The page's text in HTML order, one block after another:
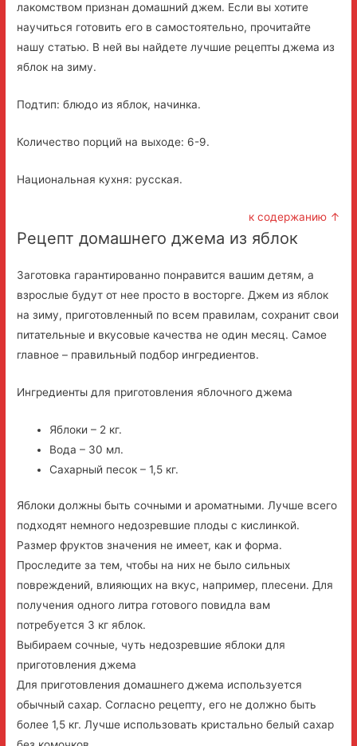
лакомством признан домашний джем. Если вы хотите
научиться готовить его в самостоятельно, прочитайте
нашу статью. В ней вы найдете лучшие рецепты джема из
яблок на зиму.
Подтип: блюдо из яблок, начинка.
Количество порций на выходе: 6-9.
Национальная кухня: русская.
к содержанию ↑
Рецепт домашнего джема из яблок
Заготовка гарантированно понравится вашим детям, а
взрослые будут от нее просто в восторге. Джем из яблок
на зиму, приготовленный по всем правилам, сохранит свои
питательные и вкусовые качества не один месяц. Самое
главное – правильный подбор ингредиентов.
Ингредиенты для приготовления яблочного джема
Яблоки – 2 кг.
Вода – 30 мл.
Сахарный песок – 1,5 кг.
Яблоки должны быть сочными и ароматными. Лучше всего
подходят немного недозревшие плоды с кислинкой.
Размер фруктов значения не имеет, как и форма.
Проследите за тем, чтобы на них не было сильных
повреждений, влияющих на вкус, например, плесени. Для
получения одного литра готового повидла вам
потребуется 3 кг яблок.
Выбираем сочные, чуть недозревшие яблоки для
приготовления джема
Для приготовления домашнего джема используется
обычный сахар. Согласно рецепту, его не должно быть
более 1,5 кг. Лучше использовать кристально белый сахар